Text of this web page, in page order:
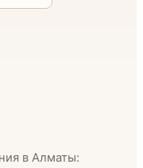
в Алматы: